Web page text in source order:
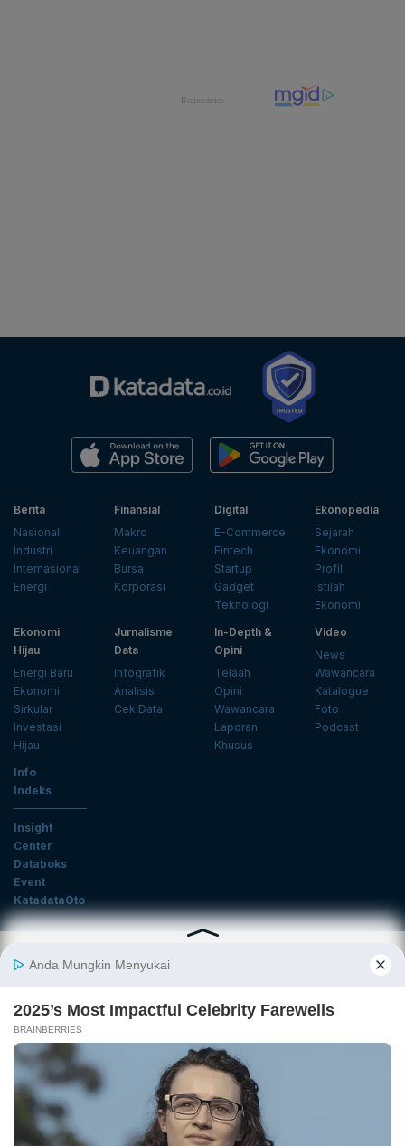
Berita
Nasional
Industri
Internasional
Energi
Finansial
Makro
Keuangan
Bursa
Korporasi
Digital
E-Commerce
Fintech
Startup
Gadget
Teknologi
Ekonopedia
Sejarah
Ekonomi
Profil
Istilah
Ekonomi
Ekonomi
Hijau
Energi Baru
Ekonomi
Sirkular
Investasi
Hijau
Jurnalisme
Data
Infografik
Analisis
Cek Data
In-Depth &
Opini
Telaah
Opini
Wawancara
Laporan
Khusus
Video
News
Wawancara
Katalogue
Foto
Podcast
Info
Indeks
Insight
Center
Databoks
Event
KatadataOto
Tentang Katadata Advertising Karier
Kebijakan Privasi
Disclaimer
Hubungi Kami